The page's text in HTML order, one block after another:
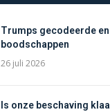
Trumps gecodeerde
boodschappen
26 juli 2026
Is onze beschaving